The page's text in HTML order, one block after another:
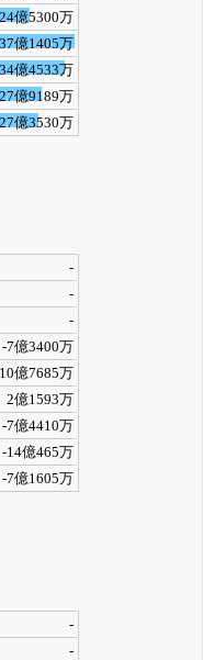
24億5300万
37億1405万
34億4533万
27億9189万
27億3530万
-
-
-
-7億3400万
10億7685万
2億1593万
-7億4410万
-14億465万
-7億1605万
-
-